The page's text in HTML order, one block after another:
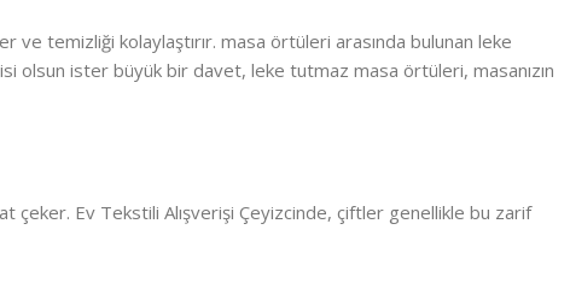
ve temizliği kolaylaştırır. masa örtüleri arasında bulunan leke
olsun ister büyük bir davet, leke tutmaz masa örtüleri, masanızın
çeker. Ev Tekstili Alışverişi Çeyizcinde, çiftler genellikle bu zarif